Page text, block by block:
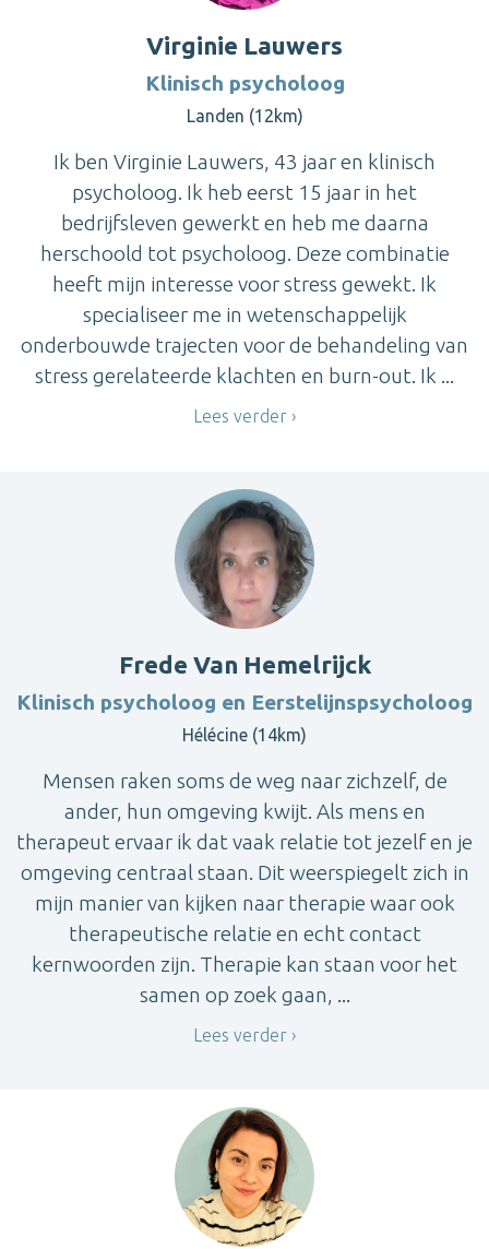
Virginie Lauwers
Klinisch psycholoog
Landen (12km)
Ik ben Virginie Lauwers, 43 jaar en klinisch
psycholoog. Ik heb eerst 15 jaar in het
bedrijfsleven gewerkt en heb me daarna
herschoold tot psycholoog. Deze combinatie
heeft mijn interesse voor stress gewekt. Ik
specialiseer me in wetenschappelijk
onderbouwde trajecten voor de behandeling van
stress gerelateerde klachten en burn-out. Ik ...
Lees verder
Frede Van Hemelrijck
Klinisch psycholoog en Eerstelijnspsycholoog
Hélécine (14km)
Mensen raken soms de weg naar zichzelf, de
ander, hun omgeving kwijt. Als mens en
therapeut ervaar ik dat vaak relatie tot jezelf en je
omgeving centraal staan. Dit weerspiegelt zich in
mijn manier van kijken naar therapie waar ook
therapeutische relatie en echt contact
kernwoorden zijn. Therapie kan staan voor het
samen op zoek gaan, ...
Lees verder